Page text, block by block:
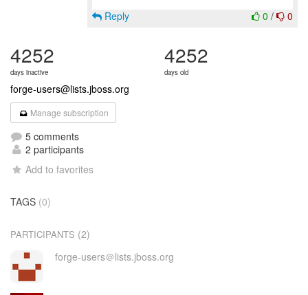
0 / 0
Reply
4252
days inactive
4252
days old
forge-users@lists.jboss.org
Manage subscription
5 comments
2 participants
Add to favorites
TAGS (0)
PARTICIPANTS (2)
forge-users＠lists.jboss.org